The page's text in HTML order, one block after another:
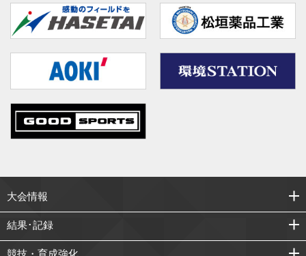
大会情報
結果･記録